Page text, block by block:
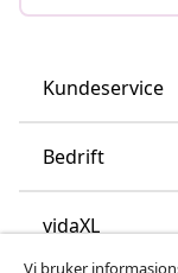
Kundeservice
Bedrift
vidaXL
Vi bruker